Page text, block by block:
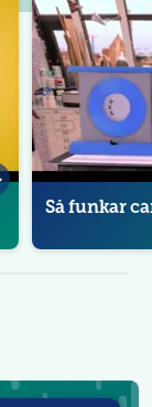
Så funkar